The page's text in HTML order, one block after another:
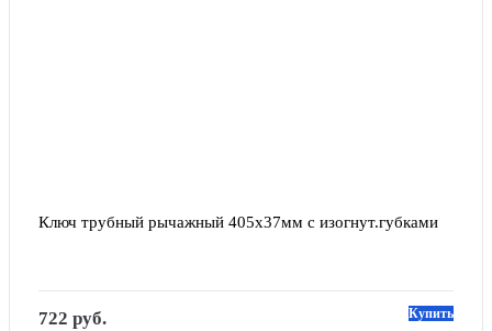
Ключ трубный рычажный 405х37мм с изогнут.губками
722 руб. Купить